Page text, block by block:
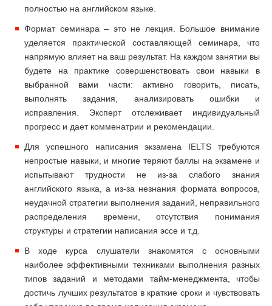
полностью на английском языке.
Формат семинара – это не лекция. Большое внимание
уделяется практической составляющей семинара, что
напрямую влияет на ваш результат. На каждом занятии вы
будете на практике совершенствовать свои навыки в
выбранной вами части: активно говорить, писать,
выполнять задания, анализировать ошибки и
исправления. Эксперт отслеживает индивидуальный
прогресс и дает комменатрии и рекомендации.
Для успешного написания экзамена IELTS требуются
непростые навыки, и многие теряют баллы на экзамене и
испытывают трудности не из-за слабого знания
английского языка, а из-за незнания формата вопросов,
неудачной стратегии выполнения заданий, неправильного
распределения времени, отсутствия понимания
структуры и стратегии написания эссе и т.д.
В ходе курса слушатели знакомятся с основными
наиболее эффективными техниками выполнения разных
типов заданий и методами тайм-менеджмента, чтобы
достичь лучших результатов в краткие сроки и чувствовать